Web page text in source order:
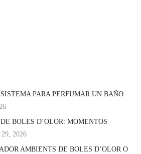
PARA PERFUMAR UN BAÑO
BOLES D’OLOR: MOMENTOS
2026
AMBIENTS DE BOLES D’OLOR O